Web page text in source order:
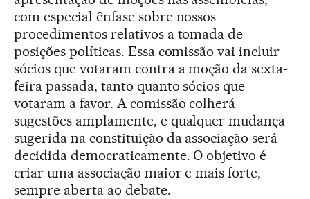
com especial ênfase sobre nossos
procedimentos relativos a tomada de
posições políticas. Essa comissão vai incluir
sócios que votaram contra a moção da sexta-
feira passada, tanto quanto sócios que
votaram a favor. A comissão colherá
sugestões amplamente, e qualquer mudança
sugerida na constituição da associação será
decidida democraticamente. O objetivo é
criar uma associação maior e mais forte,
sempre aberta ao debate.